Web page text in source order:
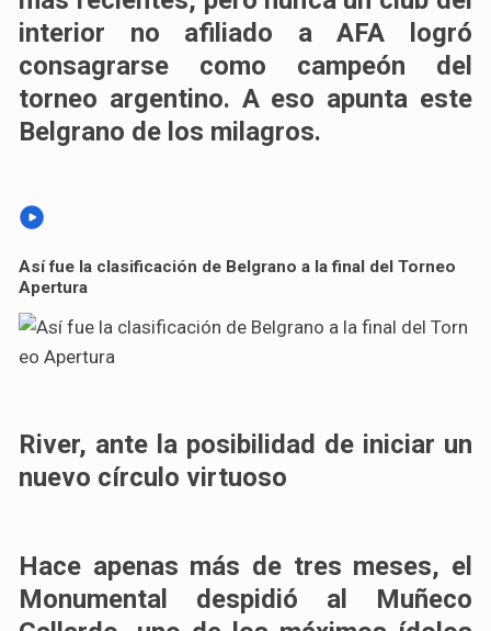
interior no afiliado a AFA logró
consagrarse como campeón del
torneo argentino. A eso apunta este
Belgrano de los milagros.
Así fue la clasificación de Belgrano a la final del Torneo
Apertura
River, ante la posibilidad de iniciar un
nuevo círculo virtuoso
Hace apenas más de tres meses, el
Monumental despidió al Muñeco